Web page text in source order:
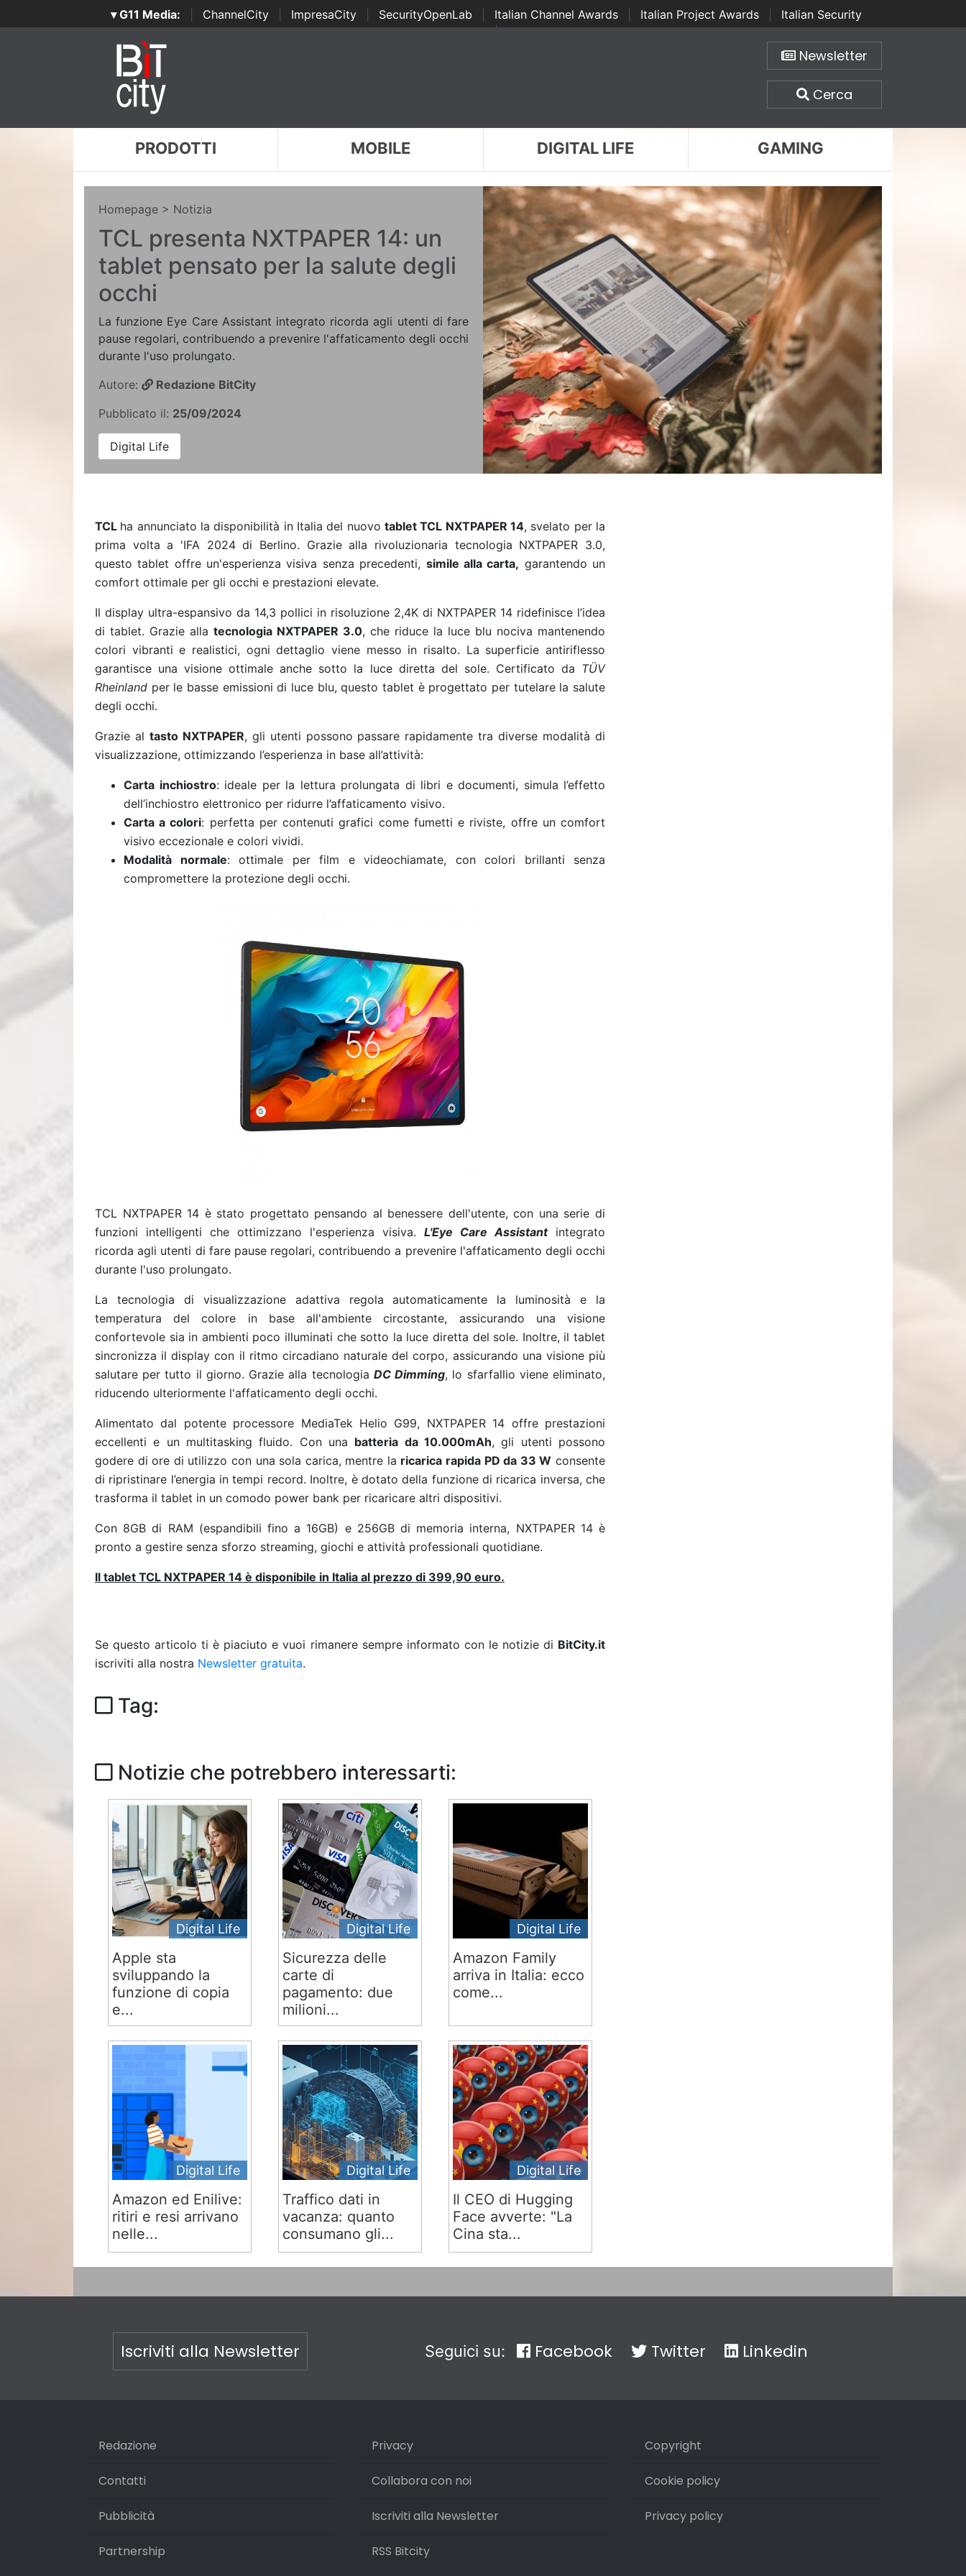
▾ G11 Media: ChannelCity ImpresaCity SecurityOpenLab Italian Channel Awards Italian Project Awards
Italian Security
Awards | ...
Newsletter
Cerca
PRODOTTI MOBILE DIGITAL LIFE GAMING
Homepage > Notizia
TCL presenta NXTPAPER 14: un
tablet pensato per la salute degli
occhi
La funzione Eye Care Assistant integrato ricorda agli utenti di fare
pause regolari, contribuendo a prevenire l'affaticamento degli occhi
durante l'uso prolungato.
Autore:
Redazione BitCity
Pubblicato il: 25/09/2024
Digital Life
TCL ha annunciato la disponibilità in Italia del nuovotablet TCL NXTPAPER 14, svelato per la
prima volta a 'IFA 2024 di Berlino. Grazie alla rivoluzionaria tecnologia NXTPAPER 3.0,
questo tablet offre un'esperienza visiva senza precedenti, simile alla carta, garantendo un
comfort ottimale per gli occhi e prestazioni elevate.
Il display ultra-espansivo da 14,3 pollici in risoluzione 2,4K di NXTPAPER 14 ridefinisce l’idea
di tablet. Grazie alla tecnologia NXTPAPER 3.0, che riduce la luce blu nociva mantenendo
colori vibranti e realistici, ogni dettaglio viene messo in risalto. La superficie antiriflesso
garantisce una visione ottimale anche sotto la luce diretta del sole. Certificato da TÜV
Rheinland per le basse emissioni di luce blu, questo tablet è progettato per tutelare la salute
degli occhi.
Grazie al tasto NXTPAPER, gli utenti possono passare rapidamente tra diverse modalità di
visualizzazione, ottimizzando l’esperienza in base all’attività:
Carta inchiostro: ideale per la lettura prolungata di libri e documenti, simula l’effetto
dell’inchiostro elettronico per ridurre l’affaticamento visivo.
Carta a colori: perfetta per contenuti grafici come fumetti e riviste, offre un comfort
visivo eccezionale e colori vividi.
Modalità normale: ottimale per film e videochiamate, con colori brillanti senza
compromettere la protezione degli occhi.
TCL NXTPAPER 14 è stato progettato pensando al benessere dell'utente, con una serie di
funzioni intelligenti che ottimizzano l'esperienza visiva. L'Eye Care Assistant integrato
ricorda agli utenti di fare pause regolari, contribuendo a prevenire l'affaticamento degli occhi
durante l'uso prolungato.
La tecnologia di visualizzazione adattiva regola automaticamente la luminosità e la
temperatura del colore in base all'ambiente circostante, assicurando una visione
confortevole sia in ambienti poco illuminati che sotto la luce diretta del sole. Inoltre, il tablet
sincronizza il display con il ritmo circadiano naturale del corpo, assicurando una visione più
salutare per tutto il giorno. Grazie alla tecnologia DC Dimming, lo sfarfallio viene eliminato,
riducendo ulteriormente l'affaticamento degli occhi.
Alimentato dal potente processore MediaTek Helio G99, NXTPAPER 14 offre prestazioni
eccellenti e un multitasking fluido. Con una batteria da 10.000mAh, gli utenti possono
godere di ore di utilizzo con una sola carica, mentre la ricarica rapida PD da 33 W consente
di ripristinare l’energia in tempi record. Inoltre, è dotato della funzione di ricarica inversa, che
trasforma il tablet in un comodo power bank per ricaricare altri dispositivi.
Con 8GB di RAM (espandibili fino a 16GB) e 256GB di memoria interna, NXTPAPER 14 è
pronto a gestire senza sforzo streaming, giochi e attività professionali quotidiane.
Il tablet TCL NXTPAPER 14 è disponibile in Italia al prezzo di 399,90 euro.
Se questo articolo ti è piaciuto e vuoi rimanere sempre informato con le notizie di BitCity.it
iscriviti alla nostra Newsletter gratuita.
Tag:
Notizie che potrebbero interessarti:
Digital Life
Apple sta
sviluppando la
funzione di copia
e...
Digital Life
Sicurezza delle
carte di
pagamento: due
milioni...
Digital Life
Amazon Family
arriva in Italia: ecco
come...
Digital Life
Amazon ed Enilive:
ritiri e resi arrivano
nelle...
Digital Life
Traffico dati in
vacanza: quanto
consumano gli...
Digital Life
Il CEO di Hugging
Face avverte: "La
Cina sta...
Iscriviti alla Newsletter Seguici su: Facebook Twitter Linkedin
Redazione
Contatti
Pubblicità
Partnership
Privacy
Collabora con noi
Iscriviti alla Newsletter
RSS Bitcity
Copyright
Cookie policy
Privacy policy